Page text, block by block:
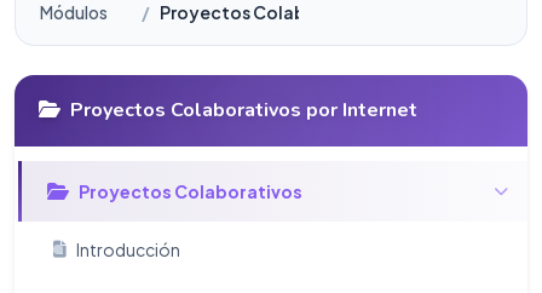
Módulos Proyectos Colaborativos por Internet
Proyectos Colaborativos por Internet
Proyectos Colaborativos
Introducción